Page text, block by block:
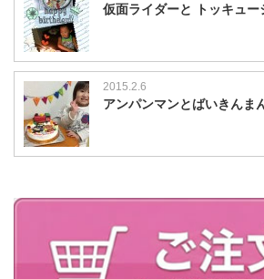
仮面ライダーと トッキュー
2015.2.6
アンパンマンとばいきんま